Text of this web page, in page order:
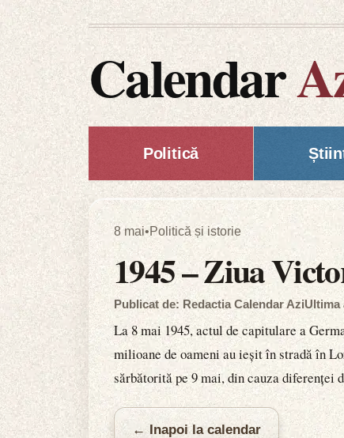
Calendar
Politică
8 mai•Politică și istorie
1945 – Ziua
Publicat de: Redactia Calendar AziUltima
La 8 mai 1945, actul de capitulare a
milioane de oameni au ieșit în stradă în
sărbătorită pe 9 mai, din cauza diferenței
← Inapoi la calendar